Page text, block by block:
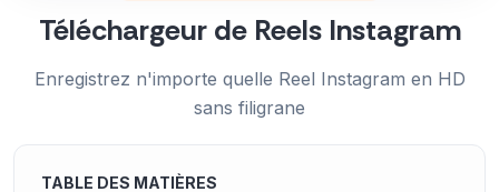
Téléchargeur de Reels Instagram
Enregistrez n'importe quelle Reel Instagram en HD
sans filigrane
TABLE DES MATIÈRES